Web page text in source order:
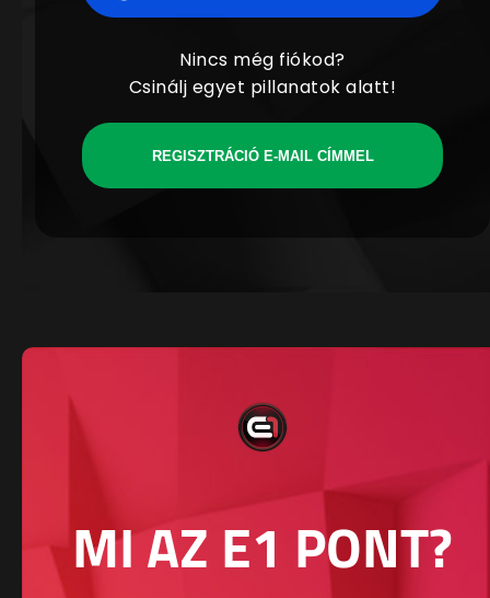
Nincs még fiókod?
Csinálj egyet pillanatok alatt!
REGISZTRÁCIÓ E-MAIL CÍMMEL
MI AZ E1 PONT?